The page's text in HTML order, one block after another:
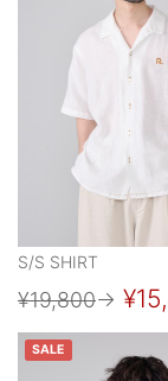
S/S SHIRT
¥19,800→
SALE